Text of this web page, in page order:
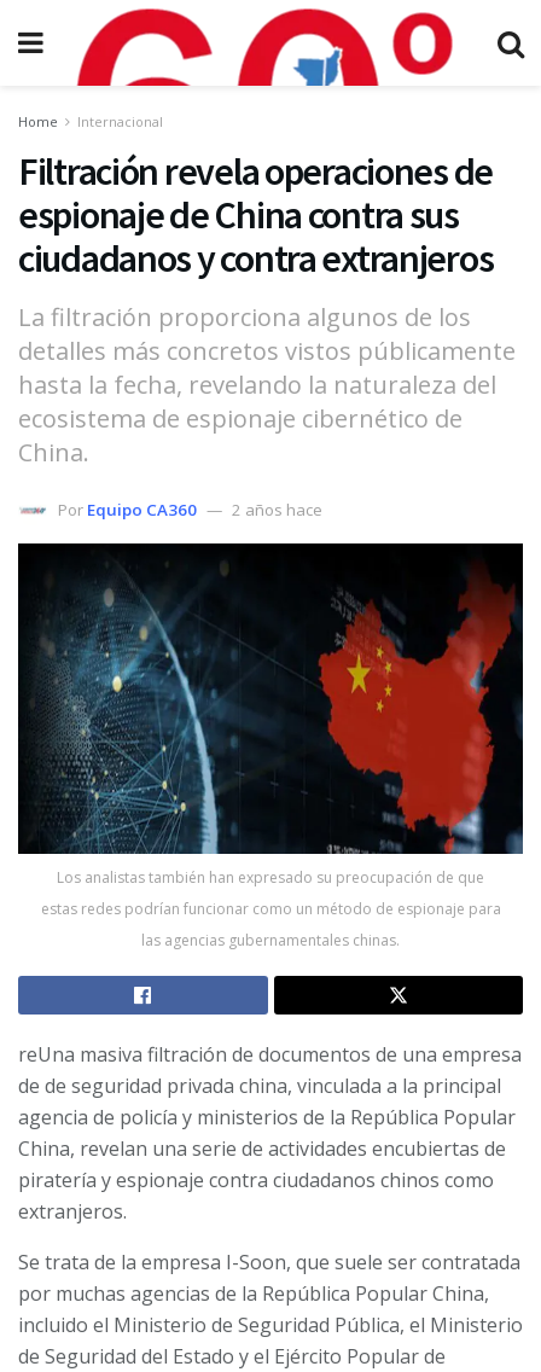
Home Internacional
Filtración revela operaciones de
espionaje de China contra sus
ciudadanos y contra extranjeros
La filtración proporciona algunos de los
detalles más concretos vistos públicamente
hasta la fecha, revelando la naturaleza del
ecosistema de espionaje cibernético de
China.
Por Equipo CA360 2 años hace
Los analistas también han expresado su preocupación de que
estas redes podrían funcionar como un método de espionaje para
las agencias gubernamentales chinas.
reUna masiva filtración de documentos de una empresa
de de seguridad privada china, vinculada a la principal
agencia de policía y ministerios de la República Popular
China, revelan una serie de actividades encubiertas de
piratería y espionaje contra ciudadanos chinos como
extranjeros.
Se trata de la empresa I-Soon, que suele ser contratada
por muchas agencias de la República Popular China,
incluido el Ministerio de Seguridad Pública, el Ministerio
de Seguridad del Estado y el Ejército Popular de